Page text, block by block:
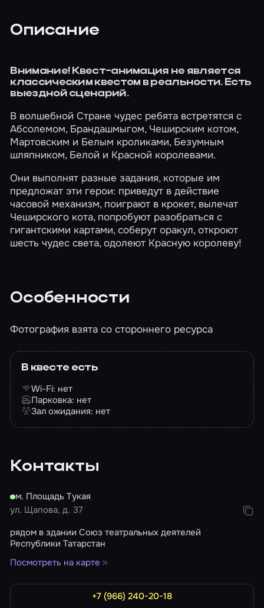
Описание
Внимание! Квест-анимация не является
классическим квестом в реальности. Есть
выездной сценарий.
В волшебной Cтране чудес ребята встретятся с
Абсолемом, Брандашмыгом, Чеширским котом,
Мартовским и Белым кроликами, Безумным
шляпником, Белой и Красной королевами.
Они выполнят разные задания, которые им
предложат эти герои: приведут в действие
часовой механизм, поиграют в крокет, вылечат
Чеширского кота, попробуют разобраться с
гигантскими картами, соберут оракул, откроют
шесть чудес света, одолеют Красную королеву!
Особенности
Фотография взята со стороннего ресурса
В квесте есть
Wi-Fi: нет
Парковка: нет
Зал ожидания: нет
Контакты
м. Площадь Тукая
ул. Щапова, д. 37
рядом в здании Союз театральных деятелей
Республики Татарстан
Посмотреть на карте
+7 (966) 240-20-18